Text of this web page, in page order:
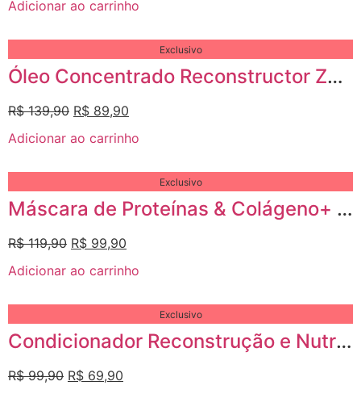
Adicionar ao carrinho
Exclusivo
Óleo Concentrado Reconstructor Zarena – Macadâmia e Argan
R$139,90 R$ 89,90
Adicionar ao carrinho
Exclusivo
Máscara de Proteínas & Colágeno+ Zarena
R$119,90 R$ 99,90
Adicionar ao carrinho
Exclusivo
Condicionador Reconstrução e Nutrição Zarena – Vitaminas, Minerais e Aminoácidos
R$99,90 R$ 69,90